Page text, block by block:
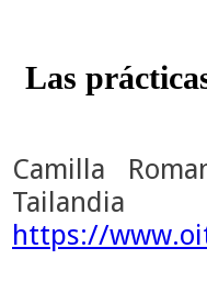
Las
Camilla
Tailandia
https://